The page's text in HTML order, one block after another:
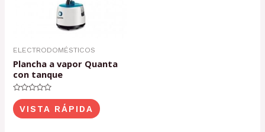
ELECTRODOMÉSTICOS
Plancha a vapor Quanta
con tanque
Valorado
con
0
de
VISTA RÁPIDA